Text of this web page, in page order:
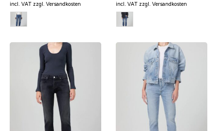
incl. VAT zzgl. Versandkosten incl. VAT zzgl. Versandkosten